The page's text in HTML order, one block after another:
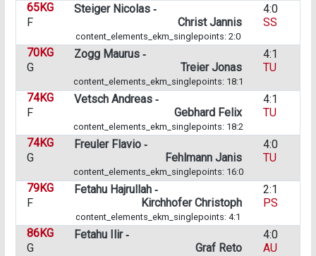
65KG Steiger Nicolas ‑
4:0
F
Christ Jannis SS
content_elements_ekm_singlepoints: 2:0
70KG Zogg Maurus ‑
4:1
G
Treier Jonas TU
content_elements_ekm_singlepoints: 18:1
74KG Vetsch Andreas ‑
4:1
F
Gebhard Felix TU
content_elements_ekm_singlepoints: 18:2
74KG Freuler Flavio ‑
4:0
G
Fehlmann Janis TU
content_elements_ekm_singlepoints: 16:0
79KG Fetahu Hajrullah ‑
2:1
F
Kirchhofer Christoph PS
content_elements_ekm_singlepoints: 4:1
86KG Fetahu Ilir ‑
4:0
G
Graf Reto AU